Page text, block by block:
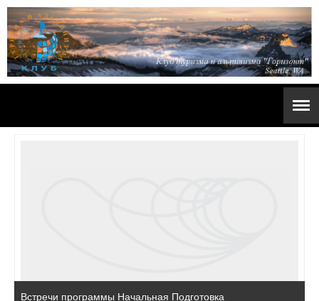
Встречи программы Начальная Подготовка